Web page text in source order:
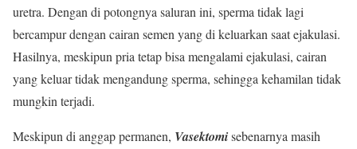
uretra. Dengan di potongnya saluran ini, sperma tidak lagi
bercampur dengan cairan semen yang di keluarkan saat ejakulasi.
Hasilnya, meskipun pria tetap bisa mengalami ejakulasi, cairan
yang keluar tidak mengandung sperma, sehingga kehamilan tidak
mungkin terjadi.
Meskipun di anggap permanen, Vasektomisebenarnya masih